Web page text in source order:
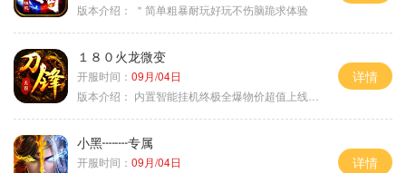
版本介绍：
＂简单粗暴耐玩好玩不伤脑跪求体验
１８０火龙微变
开服时间： 09月/04日
版本介绍： 内置智能挂机终极全爆物价超值上线送神器
详情
小黑┉┉专属
开服时间： 09月/04日
详情